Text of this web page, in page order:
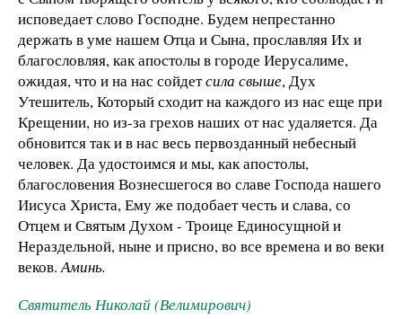
исповедает слово Господне. Будем непрестанно
держать в уме нашем Отца и Сына, прославляя Их и
благословляя, как апостолы в городе Иерусалиме,
ожидая, что и на нас сойдетсила свыше, Дух
Утешитель, Который сходит на каждого из нас еще при
Крещении, но из-за грехов наших от нас удаляется. Да
обновится так и в нас весь первозданный небесный
человек. Да удостоимся и мы, как апостолы,
благословения Вознесшегося во славе Господа нашего
Иисуса Христа, Ему же подобает честь и слава, со
Отцем и Святым Духом - Троице Единосущной и
Нераздельной, ныне и присно, во все времена и во веки
веков. Аминь.
Святитель Николай (Велимирович)